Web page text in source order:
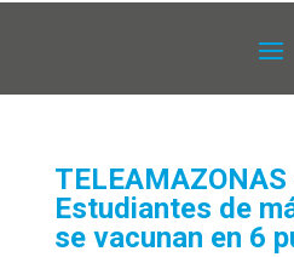
TELEAMAZONAS
Estudiantes de
se vacunan en 6